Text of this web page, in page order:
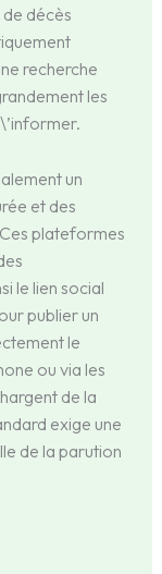
décès
recherche
les
un
et des
plateformes
le lien social
publier un
le
ou via les
de la
exige une
de la parution